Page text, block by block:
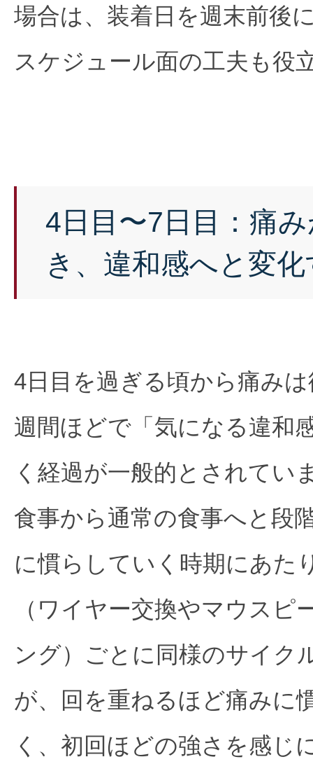
場合は、装着日を週末前後
スケジュール面の工夫も役
4日目〜7日目：痛
き、違和感へと変
4日目を過ぎる頃から痛み
週間ほどで「気になる違和
く経過が一般的とされてい
食事から通常の食事へと段
に慣らしていく時期にあた
（ワイヤー交換やマウスピ
ング）ごとに同様のサイク
が、回を重ねるほど痛みに
く、初回ほどの強さを感じ